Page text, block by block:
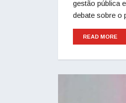
gestão pública
debate sobre o
READ MORE